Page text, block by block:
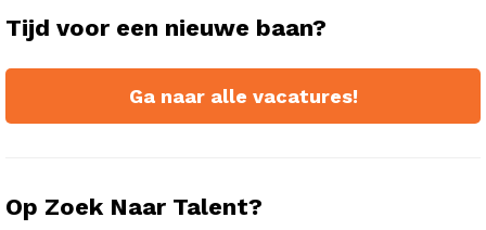
Tijd voor een nieuwe baan?
Ga naar alle vacatures!
Op Zoek Naar Talent?